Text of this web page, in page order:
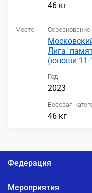
46 кг
Место Соревнование
Лига"
(юноши 11-
Год
2023
Весовая
46 кг
Федерация
Мероприятия